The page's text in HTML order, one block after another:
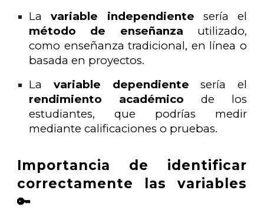
Lavariable independiente sería el
método de enseñanza utilizado,
como enseñanza tradicional, en línea o
basada en proyectos.
La variable dependiente sería el
rendimiento académico de los
estudiantes, que podrías medir
mediante calificaciones o pruebas.
Importancia de identificar
correctamente las variables
🔑